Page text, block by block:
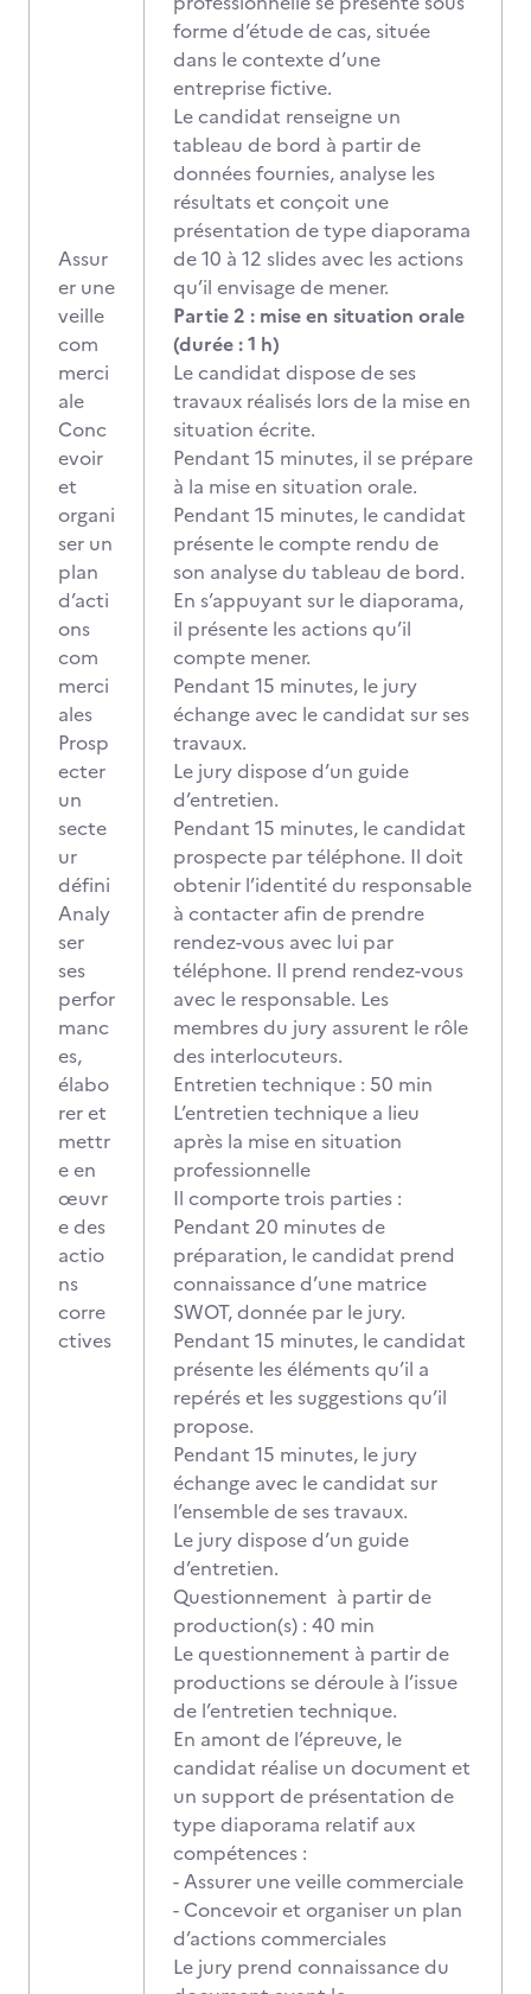
Assur
er une
veille
com
merci
ale
Conc
evoir
et
organi
ser un
plan
d’acti
ons
com
merci
ales
Prosp
ecter
un
secte
ur
défini
Analy
ser
ses
perfor
manc
es,
élabo
rer et
mettr
e en
œuvr
e des
actio
ns
corre
ctives
forme d’étude de cas, située
dans le contexte d’une
entreprise fictive.
Le candidat renseigne un
tableau de bord à partir de
données fournies, analyse les
résultats et conçoit une
présentation de type diaporama
de 10 à 12 slides avec les actions
qu’il envisage de mener.
Partie 2 : mise en situation orale
(durée : 1 h)
Le candidat dispose de ses
travaux réalisés lors de la mise en
situation écrite.
Pendant 15 minutes, il se prépare
à la mise en situation orale.
Pendant 15 minutes, le candidat
présente le compte rendu de
son analyse du tableau de bord.
En s’appuyant sur le diaporama,
il présente les actions qu’il
compte mener.
Pendant 15 minutes, le jury
échange avec le candidat sur ses
travaux.
Le jury dispose d’un guide
d’entretien.
Pendant 15 minutes, le candidat
prospecte par téléphone. Il doit
obtenir l’identité du responsable
à contacter afin de prendre
rendez-vous avec lui par
téléphone. Il prend rendez-vous
avec le responsable. Les
membres du jury assurent le rôle
des interlocuteurs.
Entretien technique : 50 min
L’entretien technique a lieu
après la mise en situation
professionnelle
Il comporte trois parties :
Pendant 20 minutes de
préparation, le candidat prend
connaissance d’une matrice
SWOT, donnée par le jury.
Pendant 15 minutes, le candidat
présente les éléments qu’il a
repérés et les suggestions qu’il
propose.
Pendant 15 minutes, le jury
échange avec le candidat sur
l’ensemble de ses travaux.
Le jury dispose d’un guide
d’entretien.
Questionnement à partir de
production(s) : 40 min
Le questionnement à partir de
productions se déroule à l’issue
de l’entretien technique.
En amont de l’épreuve, le
candidat réalise un document et
un support de présentation de
type diaporama relatif aux
compétences :
- Assurer une veille commerciale
- Concevoir et organiser un plan
d’actions commerciales
Le jury prend connaissance du